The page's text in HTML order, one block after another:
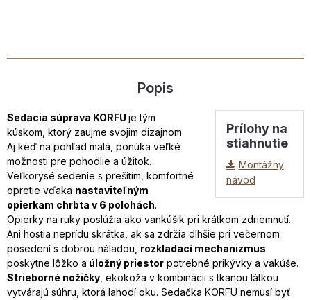
Popis
Prílohy na
stiahnutie
Montážny
návod
Sedacia súprava KORFU je tým
kúskom, ktorý zaujme svojim dizajnom.
Aj keď na pohľad malá, ponúka veľké
možnosti pre pohodlie a úžitok.
Veľkorysé sedenie s prešitím, komfortné
opretie vďaka nastaviteľným
opierkam chrbta v 6 polohách.
Opierky na ruky poslúžia ako vankúšik pri krátkom zdriemnutí.
Ani hostia neprídu skrátka, ak sa zdržia dlhšie pri večernom
posedení s dobrou náladou, rozkladací mechanizmus
poskytne lôžko a úložný priestor potrebné prikývky a vakúše.
Strieborné nožičky, ekokoža v kombinácii s tkanou látkou
vytvárajú súhru, ktorá lahodí oku. Sedačka KORFU nemusí byť